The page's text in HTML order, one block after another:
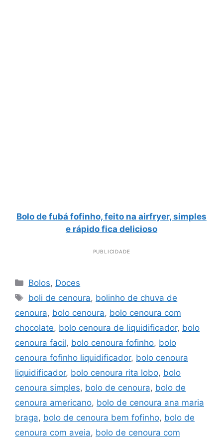
Bolo de fubá fofinho, feito na airfryer, simples
e rápido fica delicioso
PUBLICIDADE
Categorias
Bolos, Doces
Tags
boli de cenoura, bolinho de chuva de
cenoura, bolo cenoura, bolo cenoura com
chocolate, bolo cenoura de liquidificador, bolo
cenoura facil, bolo cenoura fofinho, bolo
cenoura fofinho liquidificador, bolo cenoura
liquidificador, bolo cenoura rita lobo, bolo
cenoura simples, bolo de cenoura, bolo de
cenoura americano, bolo de cenoura ana maria
braga, bolo de cenoura bem fofinho, bolo de
cenoura com aveia, bolo de cenoura com